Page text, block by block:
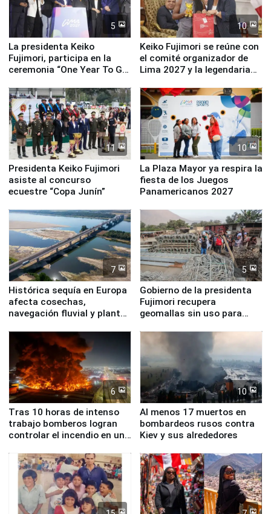
5
La presidenta Keiko
Fujimori, participa en la
ceremonia “One Year To Go
10
Keiko Fujimori se reúne con
el comité organizador de
Lima 2027 y la legendaria
11
Presidenta Keiko Fujimori
asiste al concurso
ecuestre “Copa Junín”
10
La Plaza Mayor ya respira la
fiesta de los Juegos
Panamericanos 2027
7
Histórica sequía en Europa
afecta cosechas,
navegación fluvial y plantas
5
Gobierno de la presidenta
Fujimori recupera
geomallas sin uso para
Fenómeno El Niño
6
Tras 10 horas de intenso
trabajo bomberos logran
controlar el incendio en una
de Chile
10
Al menos 17 muertos en
bombardeos rusos contra
Kiev y sus alrededores